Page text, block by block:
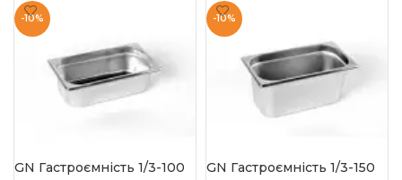
-10%
GN Гастроємність 1/3-100
-10%
GN Гастроємність 1/3-150